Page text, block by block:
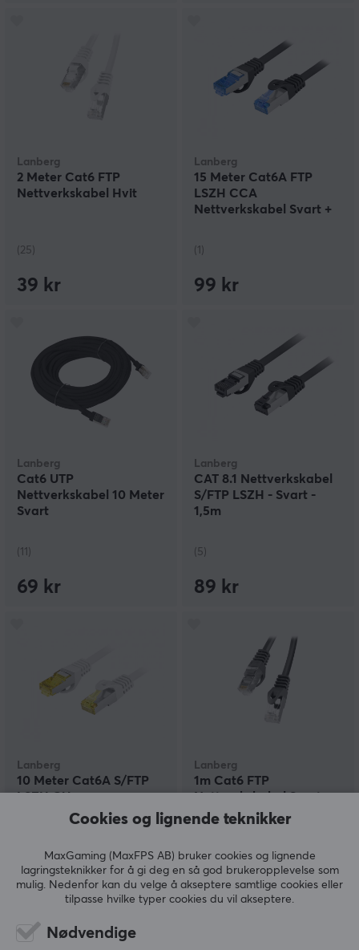
Lanberg
2 Meter Cat6 FTP
Nettverkskabel Hvit
(25)
39 kr
Lanberg
15 Meter Cat6A FTP
LSZH CCA
Nettverkskabel Svart +
(1)
99 kr
Lanberg
Cat6 UTP
Nettverkskabel 10 Meter
Svart
(11)
69 kr
Lanberg
CAT 8.1 Nettverkskabel
S/FTP LSZH - Svart -
1,5m
(5)
89 kr
Lanberg
10 Meter Cat6A S/FTP
LSZH CU
Nettverkskabel Grå
119 kr
Lanberg
1m Cat6 FTP
Nettverkskabel Svart
(22)
29 kr
Cookies og lignende teknikker
MaxGaming (MaxFPS AB) bruker cookies og lignende
lagringsteknikker for å gi deg en så god brukeropplevelse som
mulig. Nedenfor kan du velge å akseptere samtlige cookies eller
tilpasse hvilke typer cookies du vil akseptere.
Nødvendige